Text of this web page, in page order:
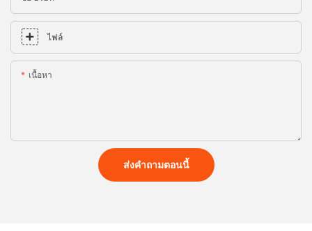
ไฟล์
เนื้อหา
ส่งคำถามตอนนี้